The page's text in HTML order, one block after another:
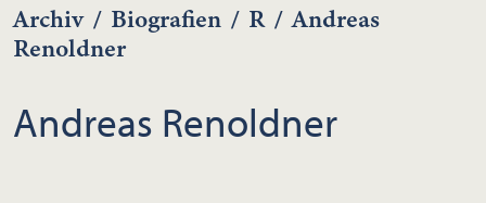
Archiv / Biografien / R / Andreas
Renoldner
Andreas Renoldner